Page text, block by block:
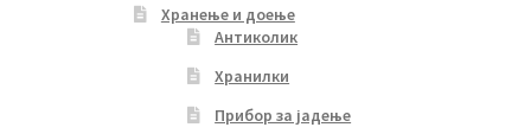
Хранење и доење
Антиколик
Хранилки
Прибор за јадење